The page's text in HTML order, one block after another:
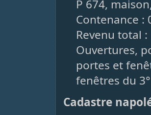
P 674,
Contenance :
Revenu total
Ouvertures,
portes et
fenêtres du
Cadastre